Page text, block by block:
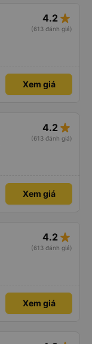
4.2 star_rate
(613 đánh giá)
Xem giá
4.2 star_rate
(613 đánh giá)
Xem giá
4.2 star_rate
(613 đánh giá)
Xem giá